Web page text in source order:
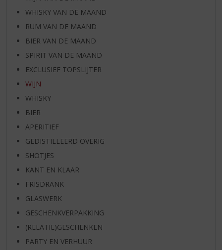
WHISKY VAN DE MAAND
RUM VAN DE MAAND
BIER VAN DE MAAND
SPIRIT VAN DE MAAND
EXCLUSIEF TOPSLIJTER
WIJN
WHISKY
BIER
APERITIEF
GEDISTILLEERD OVERIG
SHOTJES
KANT EN KLAAR
FRISDRANK
GLASWERK
GESCHENKVERPAKKING
(RELATIE)GESCHENKEN
PARTY EN VERHUUR